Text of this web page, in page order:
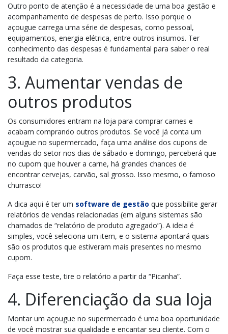
Outro ponto de atenção é a necessidade de uma boa gestão e
acompanhamento de despesas de perto. Isso porque o
açougue carrega uma série de despesas, como pessoal,
equipamentos, energia elétrica, entre outros insumos. Ter
conhecimento das despesas é fundamental para saber o real
resultado da categoria.
3. Aumentar vendas de
outros produtos
Os consumidores entram na loja para comprar carnes e
acabam comprando outros produtos. Se você já conta um
açougue no supermercado, faça uma análise dos cupons de
vendas do setor nos dias de sábado e domingo, perceberá que
no cupom que houver a carne, há grandes chances de
encontrar cervejas, carvão, sal grosso. Isso mesmo, o famoso
churrasco!
A dica aqui é ter um software de gestão que possibilite gerar
relatórios de vendas relacionadas (em alguns sistemas são
chamados de “relatório de produto agregado”). A ideia é
simples, você seleciona um item, e o sistema apontará quais
são os produtos que estiveram mais presentes no mesmo
cupom.
Faça esse teste, tire o relatório a partir da “Picanha”.
4. Diferenciação da sua loja
Montar um açougue no supermercado é uma boa oportunidade
de você mostrar sua qualidade e encantar seu cliente. Com o